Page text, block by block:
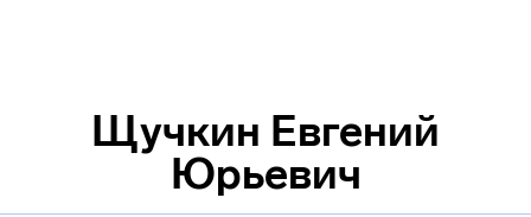
Щучкин Евгений
Юрьевич